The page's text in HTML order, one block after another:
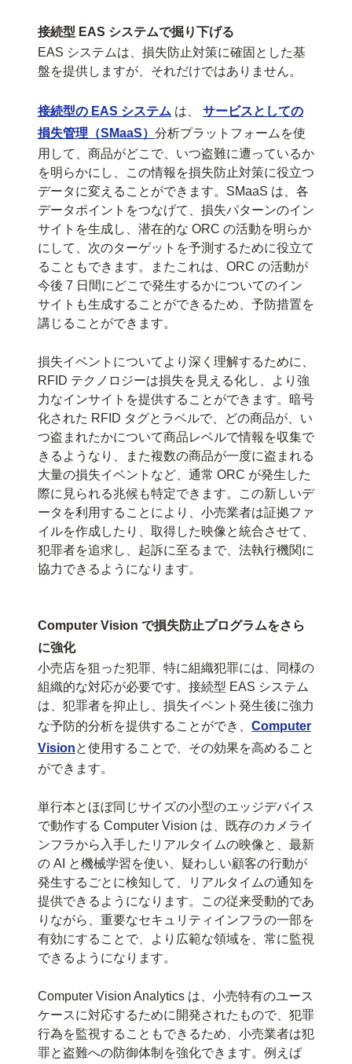
接続型 EAS システムで掘り下げる
EAS システムは、損失防止対策に確固とした基
盤を提供しますが、それだけではありません。
接続型の EAS システム は、 サービスとしての
損失管理（SMaaS） 分析プラットフォームを使
用して、商品がどこで、いつ盗難に遭っているか
を明らかにし、この情報を損失防止対策に役立つ
データに変えることができます。SMaaS は、各
データポイントをつなげて、損失パターンのイン
サイトを生成し、潜在的な ORC の活動を明らか
にして、次のターゲットを予測するために役立て
ることもできます。またこれは、ORC の活動が
今後 7 日間にどこで発生するかについてのイン
サイトも生成することができるため、予防措置を
講じることができます。
損失イベントについてより深く理解するために、
RFID テクノロジーは損失を見える化し、より強
力なインサイトを提供することができます。暗号
化された RFID タグとラベルで、どの商品が、い
つ盗まれたかについて商品レベルで情報を収集で
きるようなり、また複数の商品が一度に盗まれる
大量の損失イベントなど、通常 ORC が発生した
際に見られる兆候も特定できます。この新しいデ
ータを利用することにより、小売業者は証拠ファ
イルを作成したり、取得した映像と統合させて、
犯罪者を追求し、起訴に至るまで、法執行機関に
協力できるようになります。
Computer Vision で損失防止プログラムをさら
に強化
小売店を狙った犯罪、特に組織犯罪には、同様の
組織的な対応が必要です。接続型 EAS システム
は、犯罪者を抑止し、損失イベント発生後に強力
な予防的分析を提供することができ、 Computer
Visionと使用することで、その効果を高めること
ができます。
単行本とほぼ同じサイズの小型のエッジデバイス
で動作する Computer Vision は、既存のカメライ
ンフラから入手したリアルタイムの映像と、最新
の AI と機械学習を使い、疑わしい顧客の行動が
発生するごとに検知して、リアルタイムの通知を
提供できるようになります。この従来受動的であ
りながら、重要なセキュリティインフラの一部を
有効にすることで、より広範な領域を、常に監視
できるようになります。
Computer Vision Analytics は、小売特有のユース
ケースに対応するために開発されたもので、犯罪
行為を監視することもできるため、小売業者は犯
罪と盗難への防御体制を強化できます。例えば